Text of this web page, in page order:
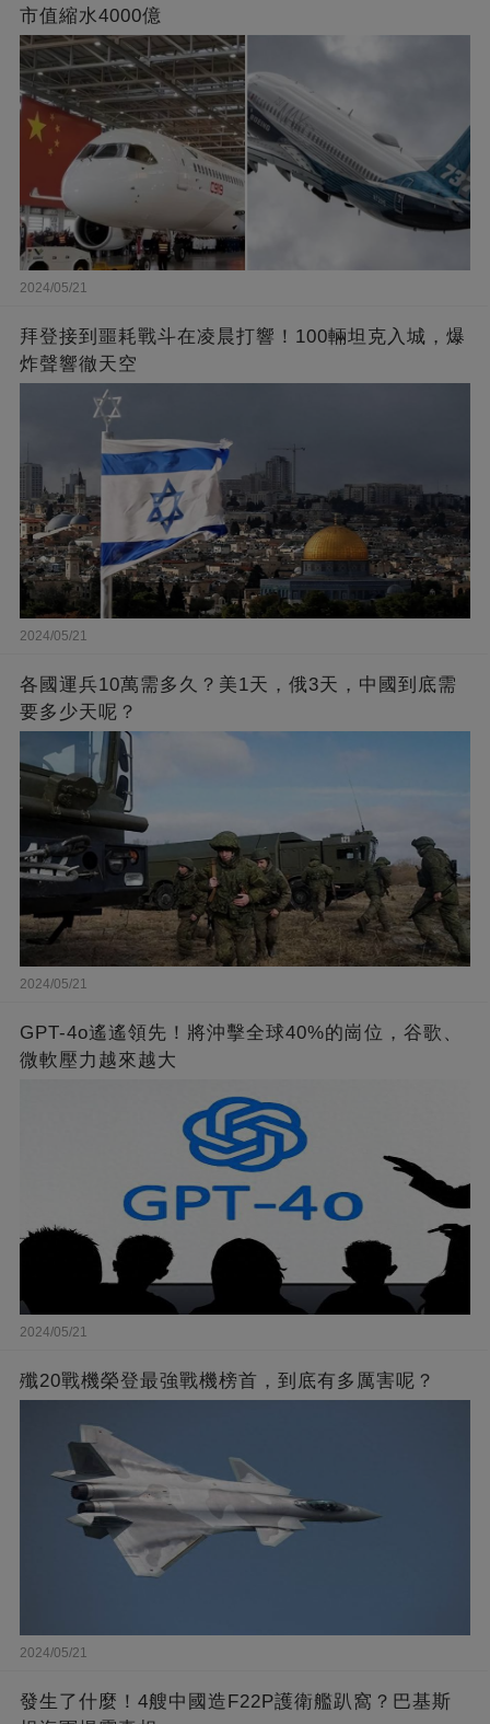
市值縮水4000億
2024/05/21
拜登接到噩耗戰斗在凌晨打響！100輛坦克入城，爆
炸聲響徹天空
2024/05/21
各國運兵10萬需多久？美1天，俄3天，中國到底需
要多少天呢？
2024/05/21
GPT-4o遙遙領先！將沖擊全球40%的崗位，谷歌、
微軟壓力越來越大
2024/05/21
殲20戰機榮登最強戰機榜首，到底有多厲害呢？
2024/05/21
發生了什麼！4艘中國造F22P護衛艦趴窩？巴基斯